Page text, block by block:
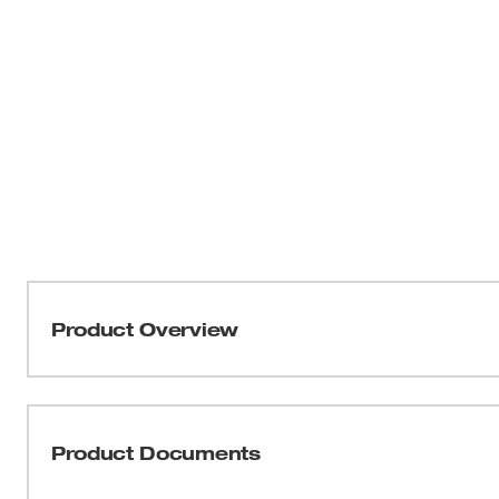
Product Overview
precisión, versatilidad y facilidad de uso. La
Product Documents